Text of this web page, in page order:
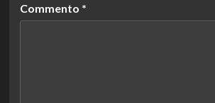
Commento *